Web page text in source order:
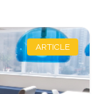
ARTICLE